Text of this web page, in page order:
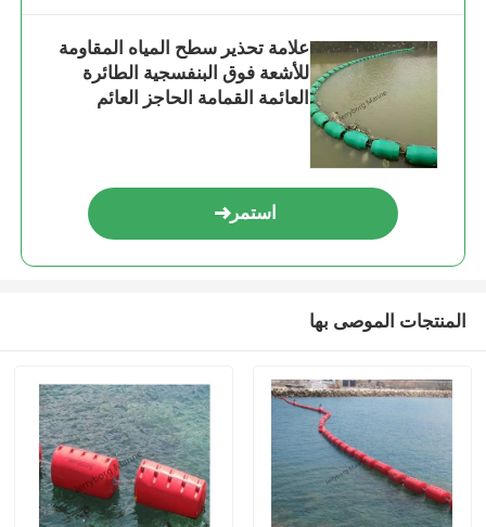
علامة تحذير سطح المياه المقاومة
للأشعة فوق البنفسجية الطائرة
العائمة القمامة الحاجز العائم
استمر
المنتجات الموصى بها